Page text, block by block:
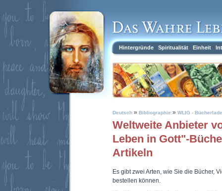
Hintergründe Spiritualität Einheit
Deutsch » Bibliographie » WLIG -
Weltweite Anbieter
Leben in Gott"-
Artikeln
Es gibt zwei Arten, wie Sie die Bücher,
bestellen können.